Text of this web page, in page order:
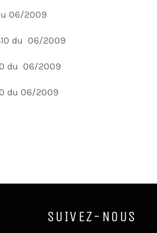
06/2009
du 06/2009
du 06/2009
du 06/2009
SUIVEZ-NOUS